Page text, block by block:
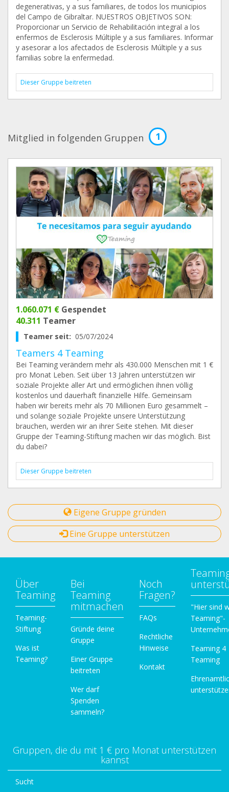
degenerativas, y a sus familiares, de todos los municipios
del Campo de Gibraltar. NUESTROS OBJETIVOS SON:
Proporcionar un Servicio de Rehabilitación integral a los
enfermos de Esclerosis Múltiple y a sus familiares. Informar
y asesorar a los afectados de Esclerosis Múltiple y a sus
familias sobre la enfermedad.
Dieser Gruppe beitreten
Mitglied in folgenden Gruppen 1
1.060.071 € Gespendet
40.311 Teamer
Teamer seit: 05/07/2024
Teamers 4 Teaming
Bei Teaming verändern mehr als 430.000 Menschen mit 1 €
pro Monat Leben. Seit über 13 Jahren unterstützen wir
soziale Projekte aller Art und ermöglichen ihnen völlig
kostenlos und dauerhaft finanzielle Hilfe. Gemeinsam
haben wir bereits mehr als 70 Millionen Euro gesammelt –
und solange soziale Projekte unsere Unterstützung
brauchen, werden wir an ihrer Seite stehen. Mit dieser
Gruppe der Teaming-Stiftung machen wir das möglich. Bist
du dabei?
Dieser Gruppe beitreten
Eigene Gruppe gründen
Eine Gruppe unterstützen
Über
Teaming
Teaming-
Stiftung
Was ist
Teaming?
Bei
Teaming
mitmachen
Gründe deine
Gruppe
Einer Gruppe
beitreten
Wer darf
Spenden
sammeln?
Noch
Fragen?
FAQs
Rechtliche
Hinweise
Kontakt
"Hier sind
Teaming"-
Teaming 4
Teaming
Gruppen, die du mit 1 € pro Monat unterstützen
kannst
Sucht